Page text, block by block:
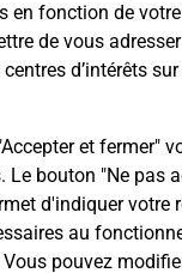
en fonction de
de vous
d’intérêts
et fermer"
Le bouton "Ne pas
d'indiquer votre
au
pouvez
mon code de
et sous quelles
CLEGUEREC